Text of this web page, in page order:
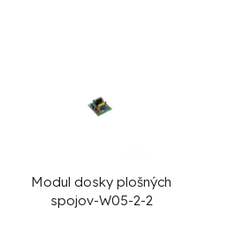
Modul dosky plošných
spojov-W05-2-2